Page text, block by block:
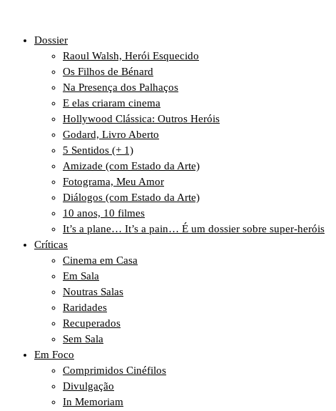
Dossier
Raoul Walsh, Herói Esquecido
Os Filhos de Bénard
Na Presença dos Palhaços
E elas criaram cinema
Hollywood Clássica: Outros Heróis
Godard, Livro Aberto
5 Sentidos (+ 1)
Amizade (com Estado da Arte)
Fotograma, Meu Amor
Diálogos (com Estado da Arte)
10 anos, 10 filmes
It’s a plane… It’s a pain… É um dossier sobre super-heróis
Críticas
Cinema em Casa
Em Sala
Noutras Salas
Raridades
Recuperados
Sem Sala
Em Foco
Comprimidos Cinéfilos
Divulgação
In Memoriam